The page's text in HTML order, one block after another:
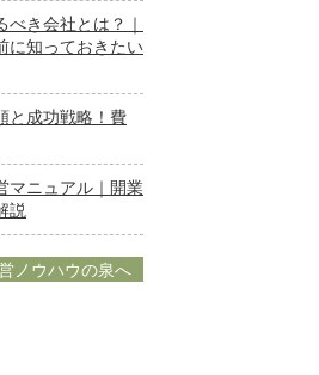
き会社とは？｜
に知っておきたい
と成功戦略！費
マニュアル｜開業
説
ノウハウの泉へ